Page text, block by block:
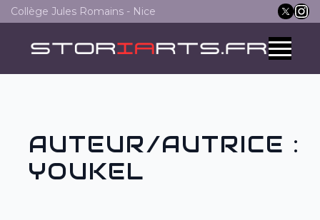
Collège Jules Romains - Nice
AUTEUR/AUTRICE :
YOUKEL